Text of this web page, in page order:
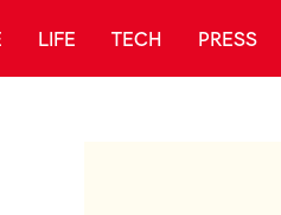
LIFE TECH PRESS